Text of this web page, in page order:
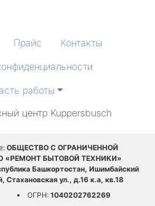
Прайс
Контакты
работы
центр Kuppersbusch
ОБЩЕСТВО С ОГРАНИЧЕННОЙ
«РЕМОНТ БЫТОВОЙ ТЕХНИКИ»
Башкортостан, Ишимбайский
Стахановская ул., д.16 к.а, кв.18
ОГРН:1040202762269